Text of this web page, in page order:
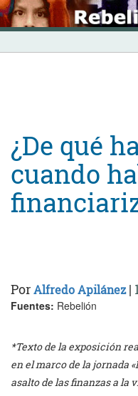
Skip
to
content
INICIO
¿De qué
cuando
PorAlfredo Apilánez|
Fuentes: Rebelión
*Texto de la exposición
en el marco de la jornada
asalto de las finanzas a la